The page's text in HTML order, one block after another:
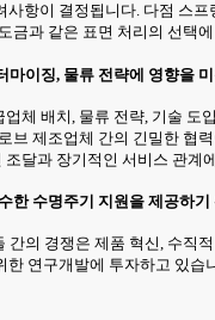
항이 결정됩니다. 다점 스
금과 같은 표면 처리의 선택
마이징, 물류 전략에 영향을
체 배치, 물류 전략, 기술
브 제조업체 간의 긴밀한 협
달과 장기적인 서비스 관
한 수명주기 지원을 제공하
의 경쟁은 제품 혁신, 수직
한 연구개발에 투자하고 있